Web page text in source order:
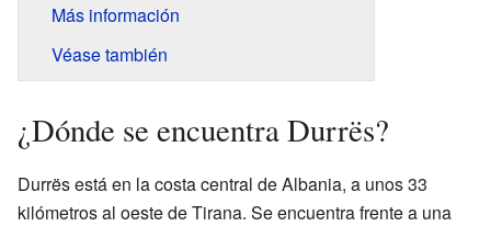
Más información
Véase también
¿Dónde se encuentra Durrës?
Durrës está en la costa central de Albania, a unos 33
kilómetros al oeste de Tirana. Se encuentra frente a una